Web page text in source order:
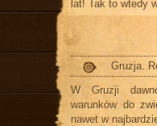
lat! Tak to wtedy
Gruzja.
W Gruzji
warunków do
nawet w